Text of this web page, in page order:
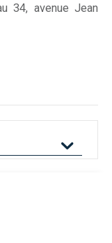
34, avenue Jean